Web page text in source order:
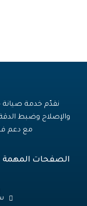
نقدّم خدمة
والإصلاح وضبط
مع دعم
الصفحات المهمة